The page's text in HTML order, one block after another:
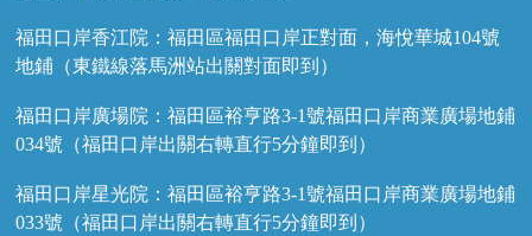
福田口岸香江院：福田區福田口岸正對面，海悅華城104號
地鋪（東鐵線落馬洲站出關對面即到）
福田口岸廣場院：福田區裕亨路3-1號福田口岸商業廣場地鋪
034號（福田口岸出關右轉直行5分鐘即到）
福田口岸星光院：福田區裕亨路3-1號福田口岸商業廣場地鋪
033號（福田口岸出關右轉直行5分鐘即到）